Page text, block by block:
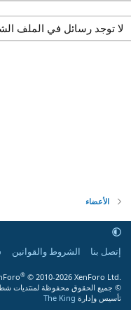
لا توجد رسائل في الملف
الأعضاء
إتصل بنا الشروط والقوانين
® © 2010-2026 XenForo Ltd.
© جميع الحقوق محفوظة لمنتديات
تأسيس وإدارة The King